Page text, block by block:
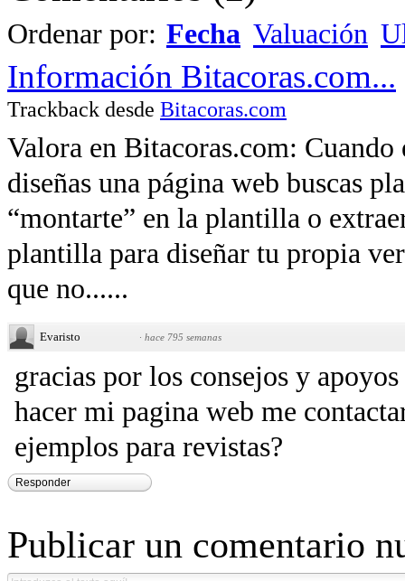
Ordenar por: Fecha Valuación
Información Bitacoras.com...
Trackback desde Bitacoras.com
Valora en Bitacoras.com: Cuando
diseñas una página web buscas
“montarte” en la plantilla o
plantilla para diseñar tu propia
que no......
Evaristo · hace 795 semanas
gracias por los consejos y
hacer mi pagina web me
ejemplos para revistas?
Responder
Publicar un comentario